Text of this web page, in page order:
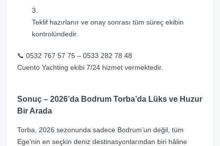
Teklif hazırlanır ve onay sonrası tüm süreç ekibin
kontrolündedir.
📞 0532 767 57 75 – 0533 282 78 48
Cuento Yachting ekibi 7/24 hizmet vermektedir.
Sonuç – 2026’da Bodrum Torba’da Lüks ve Huzur
Bir Arada
Torba, 2026 sezonunda sadece Bodrum’un değil, tüm
Ege’nin en seçkin deniz destinasyonlarından biri hâline